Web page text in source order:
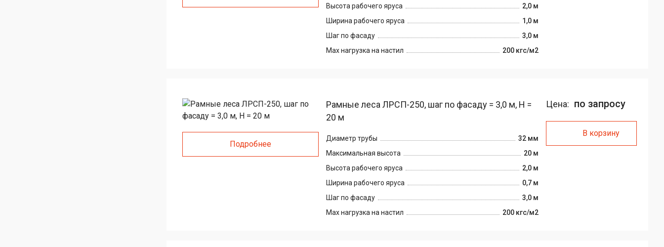
Высота рабочего яруса
2,0 м
Ширина рабочего яруса
1,0 м
Шаг по фасаду
3,0 м
Max нагрузка на настил
200 кгс/м2
Подробнее
Рамные леса ЛРСП-250, шаг по фасаду = 3,0 м, H =
20 м
Диаметр трубы
32 мм
Максимальная высота
20 м
Высота рабочего яруса
2,0 м
Ширина рабочего яруса
0,7 м
Шаг по фасаду
3,0 м
Max нагрузка на настил
200 кгс/м2
Цена: по запросу
В корзину